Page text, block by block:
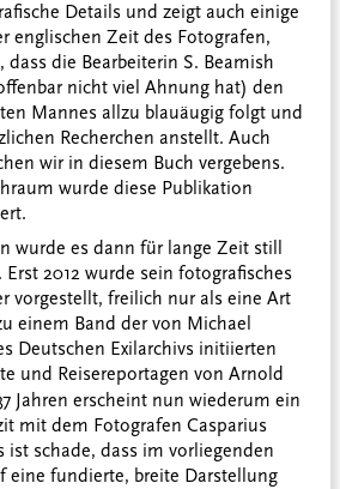
Details und zeigt auch einige
englischen Zeit des Fotografen,
dass die Bearbeiterin S. Beamish
nicht viel Ahnung hat) den
Mannes allzu blauäugig folgt und
Recherchen anstellt. Auch
wir in diesem Buch vergebens.
wurde diese Publikation
wurde es dann für lange Zeit still
2012 wurde sein fotografisches
vorgestellt, freilich nur als eine Art
einem Band der von Michael
Deutschen Exilarchivs initiierten
und Reisereportagen von Arnold
Jahren erscheint nun wiederum ein
mit dem Fotografen Casparius
ist schade, dass im vorliegenden
eine fundierte, breite Darstellung